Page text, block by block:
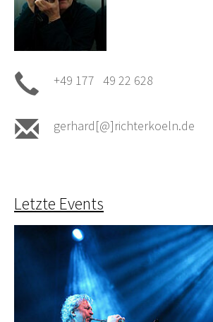
+49 177 49 22 628
gerhard[@]richterkoeln.de
Letzte Events